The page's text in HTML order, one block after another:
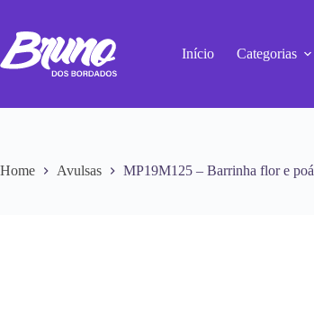
Início Categorias
Home Avulsas MP19M125 – Barrinha flor e poá